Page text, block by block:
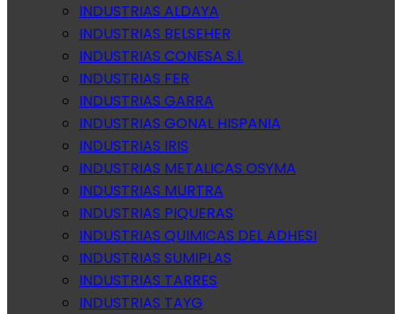
INDUSTRIAS ALDAYA
INDUSTRIAS BELSEHER
INDUSTRIAS CONESA S.l.
INDUSTRIAS FER
INDUSTRIAS GARRA
INDUSTRIAS GONAL HISPANIA
INDUSTRIAS IRIS
INDUSTRIAS METALICAS OSYMA
INDUSTRIAS MURTRA
INDUSTRIAS PIQUERAS
INDUSTRIAS QUIMICAS DEL ADHESI
INDUSTRIAS SUMIPLAS
INDUSTRIAS TARRES
INDUSTRIAS TAYG